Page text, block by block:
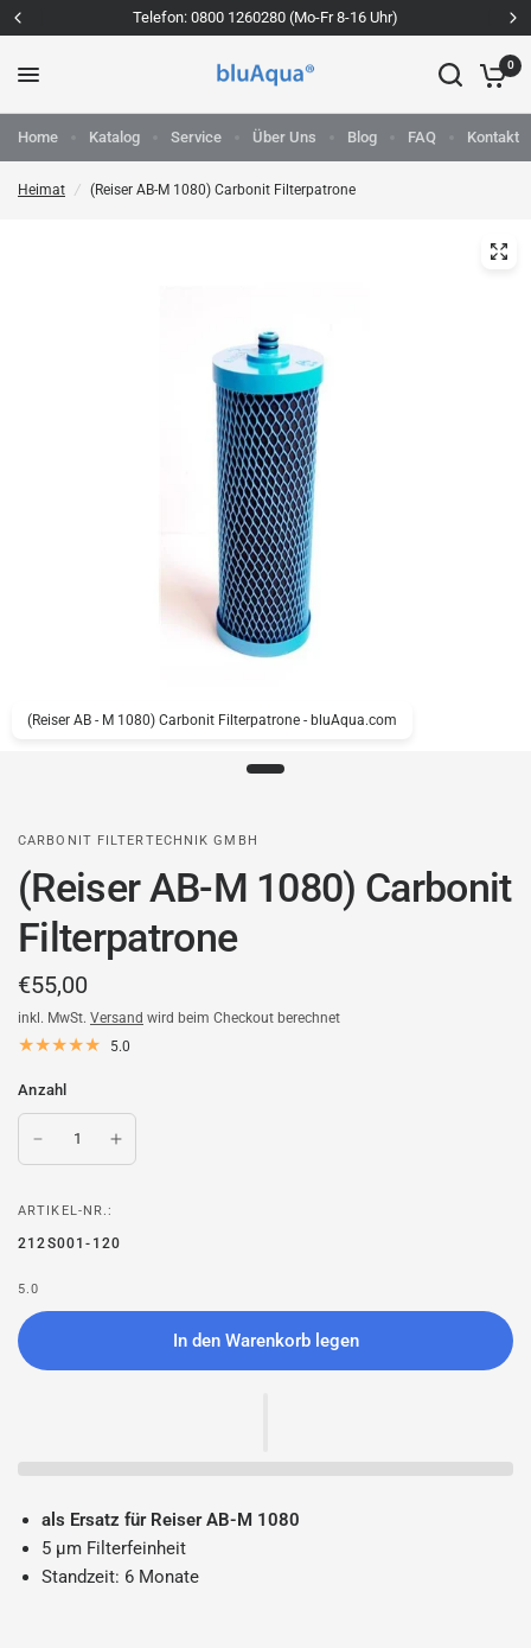
Telefon: 0800 1260280 (Mo-Fr 8-16 Uhr)
0
Home Katalog Service Über Uns Blog FAQ Kontakt
Heimat / (Reiser AB-M 1080) Carbonit Filterpatrone
(Reiser AB - M 1080) Carbonit Filterpatrone - bluAqua.com
CARBONIT FILTERTECHNIK GMBH
(Reiser AB-M 1080) Carbonit
Filterpatrone
€55,00
inkl. MwSt. Versand wird beim Checkout berechnet
5.0
Anzahl
ARTIKEL-NR.:
212S001-120
5.0
In den Warenkorb legen
als Ersatz für Reiser AB-M 1080
5 µm Filterfeinheit
Standzeit: 6 Monate